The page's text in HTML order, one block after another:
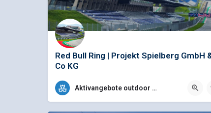
Red Bull Ring | Projekt Spielberg GmbH
Co KG
+43 (0)3577 202 27030
Red Bull Ring Strasse 1, 8724 Spielberg, Österreich
Aktivangebote outdoor / indoor